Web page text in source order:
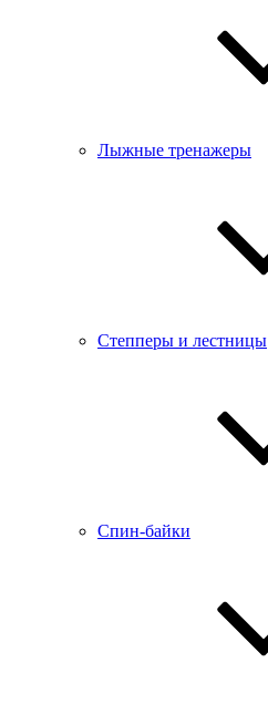
Лыжные тренажеры
Степперы и лестницы
Спин-байки